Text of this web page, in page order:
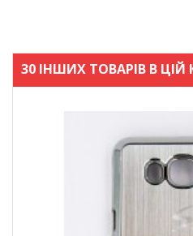
30 ІНШИХ ТОВАРІВ В ЦІЙ